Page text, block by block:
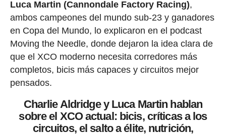
Luca Martin (Cannondale Factory Racing),
ambos campeones del mundo sub-23 y ganadores
en Copa del Mundo, lo explicaron en el podcast
Moving the Needle, donde dejaron la idea clara de
que el XCO moderno necesita corredores más
completos, bicis más capaces y circuitos mejor
pensados.
Charlie Aldridge y Luca Martin hablan
sobre el XCO actual: bicis, críticas a los
circuitos, el salto a élite, nutrición,